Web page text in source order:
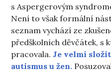
s Aspergerovým
Není to však formální
seznam vychází ze
předškolních děvčátek, s
pracovala. Je velmi
autismus u žen.